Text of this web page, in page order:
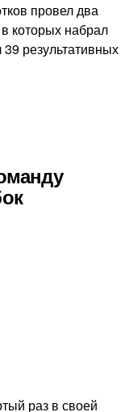
провел два
которых набрал
результативных
раз в своей